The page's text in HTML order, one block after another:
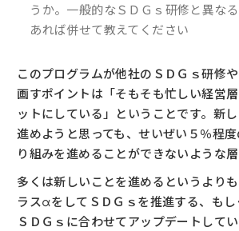
うか。一般的なＳＤＧｓ研修と異な
あれば併せて教えてください
このプログラムが他社のＳＤＧｓ研修
画すポイントは「そもそも忙しい経営
ットにしている」ということです。新
進めようと思っても、せいぜい５％程
り組みを進めることができないような層
多くは新しいことを進めるというより
ラスαをしてＳＤＧｓを推進する、も
ＳＤＧｓに合わせてアップデートして